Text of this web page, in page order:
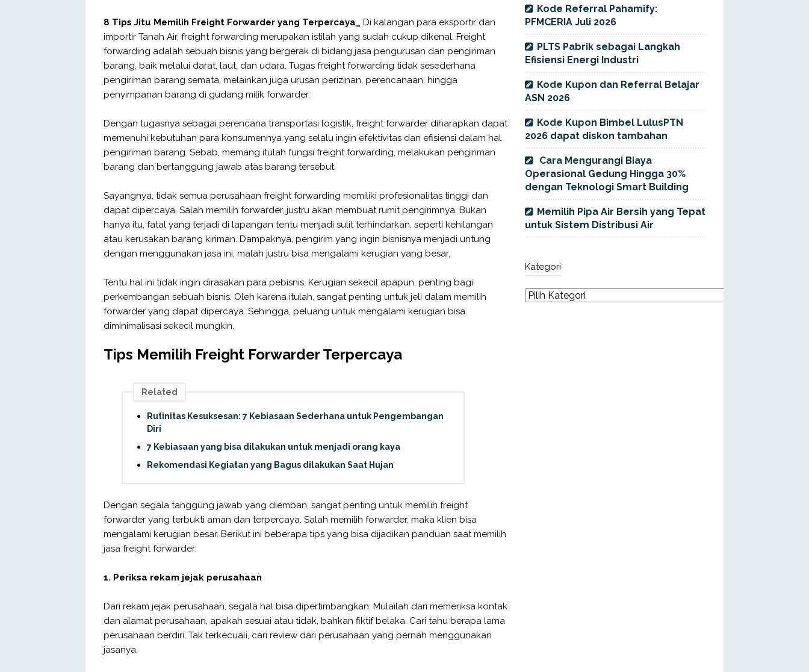
8 Tips Jitu Memilih Freight Forwarder yang Terpercaya_ Di kalangan para eksportir dan
importir Tanah Air, freight forwarding merupakan istilah yang sudah cukup dikenal. Freight
forwarding adalah sebuah bisnis yang bergerak di bidang jasa pengurusan dan pengiriman
barang, baik melalui darat, laut, dan udara. Tugas freight forwarding tidak sesederhana
pengiriman barang semata, melainkan juga urusan perizinan, perencanaan, hingga
penyimpanan barang di gudang milik forwarder.
Dengan tugasnya sebagai perencana transportasi logistik, freight forwarder diharapkan dapat
memenuhi kebutuhan para konsumennya yang selalu ingin efektivitas dan efisiensi dalam hal
pengiriman barang. Sebab, memang itulah fungsi freight forwarding, melakukan pengiriman
barang dan bertanggung jawab atas barang tersebut.
Sayangnya, tidak semua perusahaan freight forwarding memiliki profesionalitas tinggi dan
dapat dipercaya. Salah memilih forwarder, justru akan membuat rumit pengirimnya. Bukan
hanya itu, fatal yang terjadi di lapangan tentu menjadi sulit terhindarkan, seperti kehilangan
atau kerusakan barang kiriman. Dampaknya, pengirim yang ingin bisnisnya menjadi untung
dengan menggunakan jasa ini, malah justru bisa mengalami kerugian yang besar.
Tentu hal ini tidak ingin dirasakan para pebisnis. Kerugian sekecil apapun, penting bagi
perkembangan sebuah bisnis. Oleh karena itulah, sangat penting untuk jeli dalam memilih
forwarder yang dapat dipercaya. Sehingga, peluang untuk mengalami kerugian bisa
diminimalisasi sekecil mungkin.
Tips Memilih Freight Forwarder Terpercaya
Related
Rutinitas Kesuksesan: 7 Kebiasaan Sederhana untuk Pengembangan
Diri
7 Kebiasaan yang bisa dilakukan untuk menjadi orang kaya
Rekomendasi Kegiatan yang Bagus dilakukan Saat Hujan
Dengan segala tanggung jawab yang diemban, sangat penting untuk memilih freight
forwarder yang terbukti aman dan terpercaya. Salah memilih forwarder, maka klien bisa
mengalami kerugian besar. Berikut ini beberapa tips yang bisa dijadikan panduan saat memilih
jasa freight forwarder:
1. Periksa rekam jejak perusahaan
Dari rekam jejak perusahaan, segala hal bisa dipertimbangkan. Mulailah dari memeriksa kontak
dan alamat perusahaan, apakah sesuai atau tidak, bahkan fiktif belaka. Cari tahu berapa lama
perusahaan berdiri. Tak terkecuali, cari review dari perusahaan yang pernah menggunakan
jasanya.
Kode Referral Pahamify:
PFMCERIA Juli 2026
PLTS Pabrik sebagai Langkah
Efisiensi Energi Industri
Kode Kupon dan Referral Belajar
ASN 2026
Kode Kupon Bimbel LulusPTN
2026 dapat diskon tambahan
Cara Mengurangi Biaya
Operasional Gedung Hingga 30%
dengan Teknologi Smart Building
Memilih Pipa Air Bersih yang Tepat
untuk Sistem Distribusi Air
Kategori